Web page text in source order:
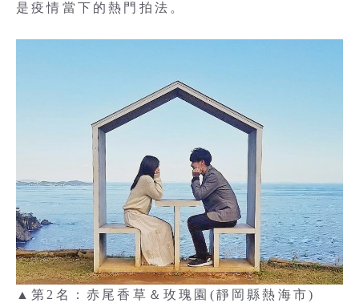
是疫情當下的熱門拍法。
▲第2名：赤尾香草＆玫瑰園(靜岡縣熱海市)